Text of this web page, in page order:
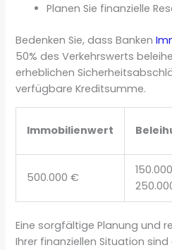
Planen Sie finanzielle
Bedenken Sie, dass Banken
50% des Verkehrswerts
erheblichen
verfügbare Kreditsumme.
Immobilienwert
500.000 €
Eine sorgfältige Planung und
Ihrer finanziellen Situation